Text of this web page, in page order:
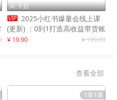
 千启
 2025小红书爆量会线上课
(更新) ：0到1打造高收益带货账
号，靠小红书带货年入100w？
¥ 19.90 ¥ 199.00
查看全部
1章1课